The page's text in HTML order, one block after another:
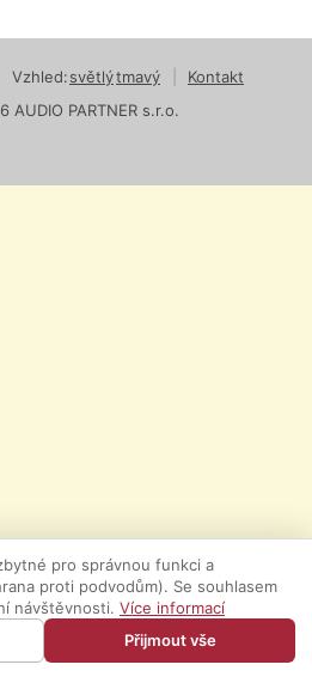
Vzhled:světlýtmavý
Kontakt
AUDIO PARTNER s.r.o.
pro správnou funkci a
proti podvodům). Se souhlasem
návštěvnosti. Více informací
Přijmout vše